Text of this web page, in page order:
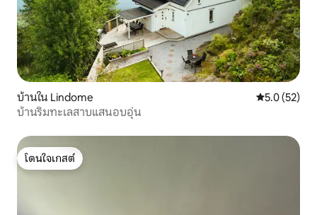
บ้านใน Lindome คะแนนเฉลี่ย
5.0 (52)
บ้านริมทะเลสาบแสนอบอุ่น
โดนใจเกสต์
โดนใจเกสต์